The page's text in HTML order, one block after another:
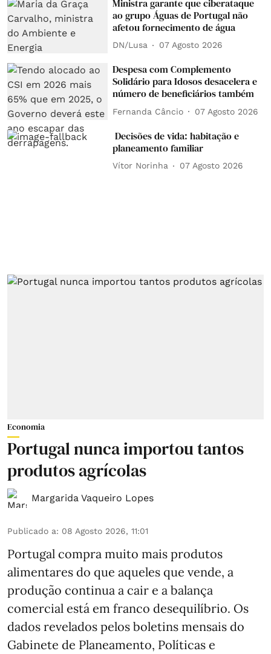
Ministra garante que ciberataque
ao grupo Águas de Portugal não
afetou fornecimento de água
DN/Lusa 07 Agosto 2026
Despesa com Complemento
Solidário para Idosos desacelera e
número de beneficiários também
Fernanda Câncio 07 Agosto 2026
Decisões de vida: habitação e
planeamento familiar
Vítor Norinha 07 Agosto 2026
Economia
Portugal nunca importou tantos
produtos agrícolas
Margarida Vaqueiro Lopes
Publicado a: 08 Agosto 2026, 11:01
Portugal compra muito mais produtos
alimentares do que aqueles que vende, a
produção continua a cair e a balança
comercial está em franco desequilíbrio. Os
dados revelados pelos boletins mensais do
Gabinete de Planeamento, Políticas e